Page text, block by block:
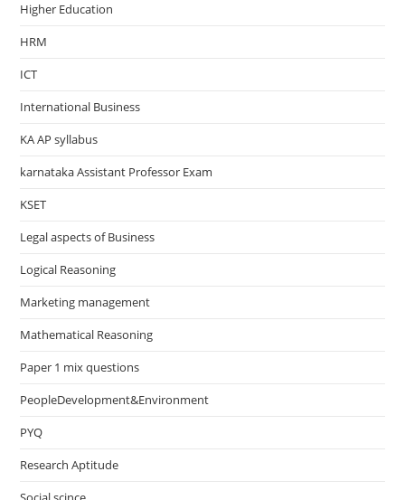
Higher Education
HRM
ICT
International Business
KA AP syllabus
karnataka Assistant Professor Exam
KSET
Legal aspects of Business
Logical Reasoning
Marketing management
Mathematical Reasoning
Paper 1 mix questions
PeopleDevelopment&Environment
PYQ
Research Aptitude